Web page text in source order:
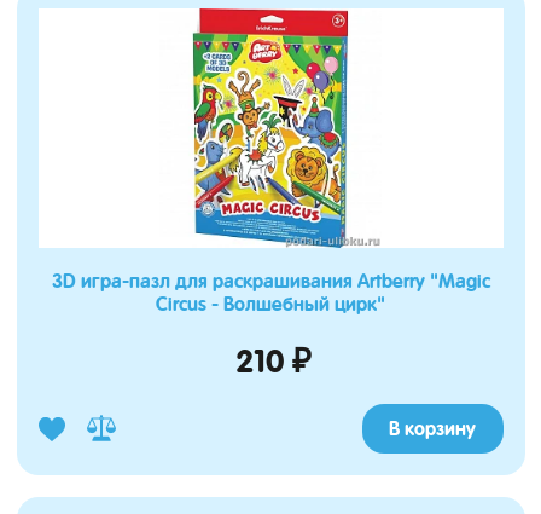
3D игра-пазл для раскрашивания Artberry "Magic
Circus - Волшебный цирк"
210 ₽
В корзину